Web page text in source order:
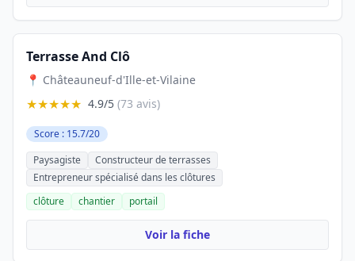
Terrasse And Clô
📍 Châteauneuf-d'Ille-et-Vilaine
★★★★★ 4.9/5 (73 avis)
Score : 15.7/20
Paysagiste
Constructeur de terrasses
Entrepreneur spécialisé dans les clôtures
clôture
chantier portail
Voir la fiche